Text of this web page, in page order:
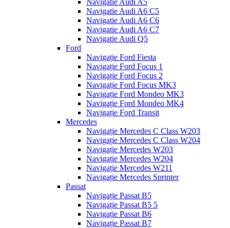
Navigatie Audi A5
Navigatie Audi A6 C5
Navigatie Audi A6 C6
Navigatie Audi A6 C7
Navigatie Audi Q5
Ford
Navigație Ford Fiesta
Navigație Ford Focus 1
Navigație Ford Focus 2
Navigație Ford Focus MK3
Navigație Ford Mondeo MK3
Navigație Ford Mondeo MK4
Navigație Ford Transit
Mercedes
Navigație Mercedes C Class W203
Navigație Mercedes C Class W204
Navigație Mercedes W203
Navigație Mercedes W204
Navigație Mercedes W211
Navigație Mercedes Sprinter
Passat
Navigație Passat B5
Navigație Passat B5 5
Navigație Passat B6
Navigație Passat B7